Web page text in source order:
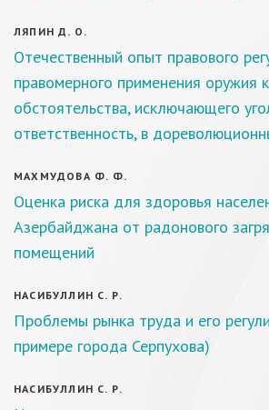
ЛЯПИН Д. О.
Отечественный опыт правового
правомерного применения оружия
обстоятельства, исключающего
ответственность, в
МАХМУДОВА Ф. Ф.
Оценка риска для здоровья
Азербайджана от радонового
помещений
НАСИБУЛЛИН С. Р.
Проблемы рынка труда и его
примере города Серпухова)
НАСИБУЛЛИН С. Р.